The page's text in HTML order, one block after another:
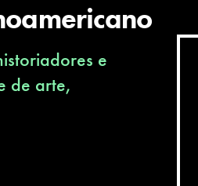
e
de arte,